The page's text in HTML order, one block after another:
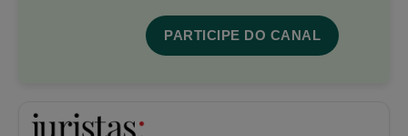
PARTICIPE DO CANAL